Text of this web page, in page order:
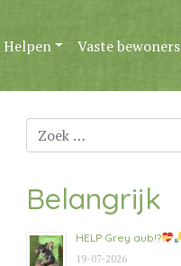
Helpen Vaste bewoners
Zoek
naar:
Belangrijk
HELP Grey aub!?
19-07-2026